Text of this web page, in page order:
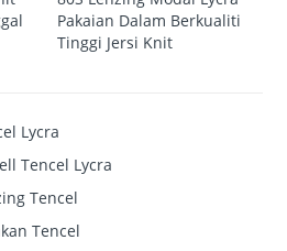
Pakaian Dalam Berkualiti
Tinggi Jersi Knit
Lycra
Tencel Lycra
Tencel
Tencel